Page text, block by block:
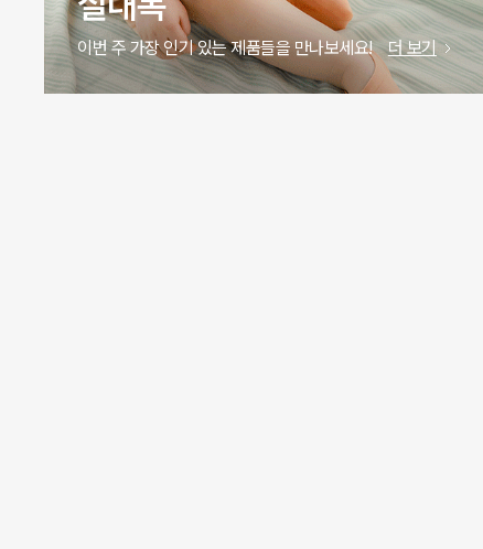
이번 주 가장 인기 있는 제품들을 만나보세요! 더 보기